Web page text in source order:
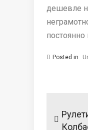
дешевле
Posted in